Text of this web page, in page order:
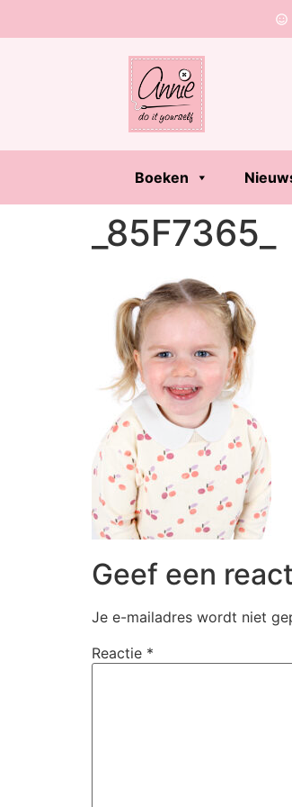
Boeken
_85F7365_
Geef een
Je e-mailadres wordt niet
Reactie *